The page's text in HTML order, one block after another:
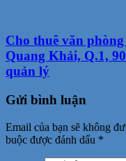
Cho thuê văn
Quang Khải, Q.1,
quản lý
Gửi bình luận
Email của bạn sẽ không
buộc được đánh dấu *